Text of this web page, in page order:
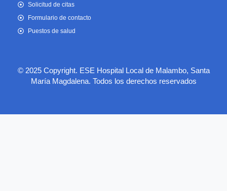
Solicitud de citas
Formulario de contacto
Puestos de salud
© 2025 Copyright. ESE Hospital Local de Malambo, Santa
María Magdalena. Todos los derechos reservados